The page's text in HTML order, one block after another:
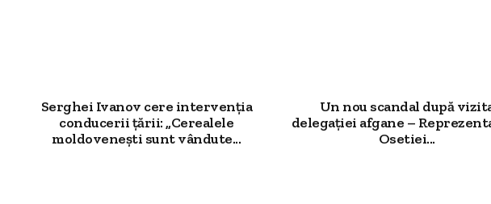
Serghei Ivanov cere intervenția
conducerii țării: „Cerealele
moldovenești sunt vândute...
Un nou scandal după
delegației afgane –
Osetiei...